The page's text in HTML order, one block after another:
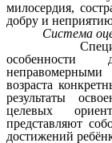
милосердия,
добру и
Система
Специфика
особенности
возраста
результаты
целевых
представляют
достижений